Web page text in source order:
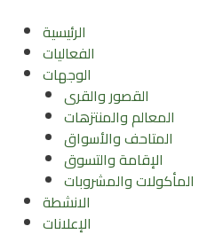
content
الرئيسية
الفعاليات
الوجهات
القصور والقرى
المعالم والمنتزهات
المتاحف والأسواق
الإقامة والتسوق
المأكولات والمشروبات
الانشطة
الإعلانات